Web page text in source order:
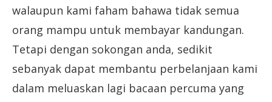
walaupun kami faham bahawa tidak semua
orang mampu untuk membayar kandungan.
Tetapi dengan sokongan anda, sedikit
sebanyak dapat membantu perbelanjaan kami
dalam meluaskan lagi bacaan percuma yang